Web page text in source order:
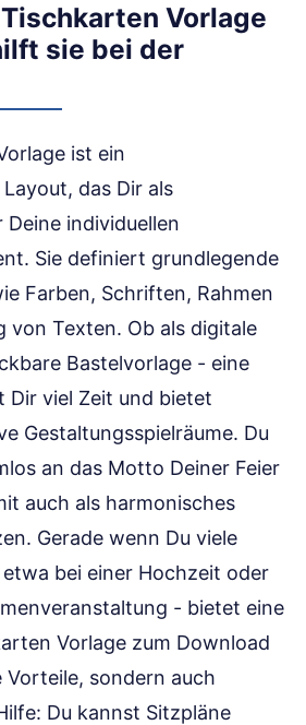
Vorlage
sie bei der
ist ein
das Dir als
Deine individuellen
Sie definiert grundlegende
Farben, Schriften, Rahmen
von Texten. Ob als digitale
Bastelvorlage - eine
Dir viel Zeit und bietet
Gestaltungsspielräume. Du
an das Motto Deiner Feier
auch als harmonisches
Gerade wenn Du viele
bei einer Hochzeit oder
- bietet eine
Vorlage zum Download
sondern auch
Du kannst Sitzpläne